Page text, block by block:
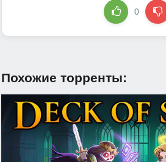
0
Похожие торренты: